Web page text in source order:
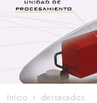
Inicio destacados